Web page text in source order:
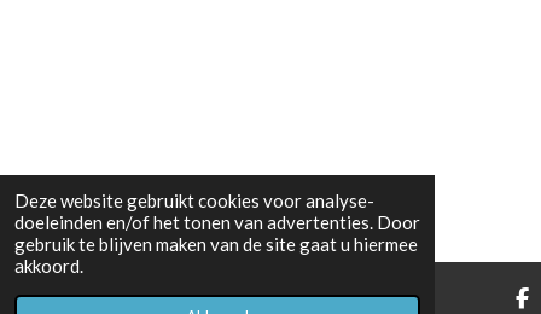
Deze website gebruikt cookies voor analyse-
doeleinden en/of het tonen van advertenties. Door
gebruik te blijven maken van de site gaat u hiermee
akkoord.